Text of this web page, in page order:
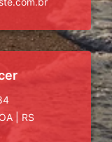
RS